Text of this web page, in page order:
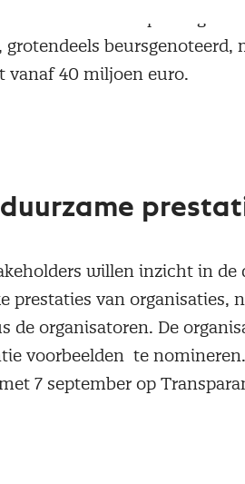
beursgenoteerd,
vanaf 40 miljoen euro.
willen inzicht in
prestaties van organisaties,
de organisatoren. De
voorbeelden te
7 september op